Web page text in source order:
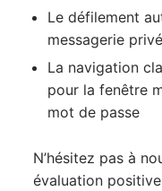
Le défilement
messagerie
La navigation
pour la fenêtre
mot de passe
N’hésitez pas à
évaluation